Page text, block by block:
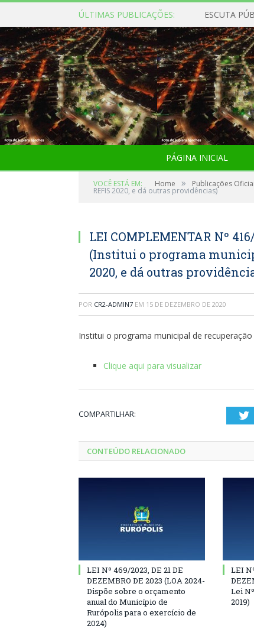
ÚLTIMAS PUBLICAÇÕES: ESCUTA
PÁGINA INICIAL
VOCÊ ESTÁ EM: Home » Publicações
REFIS 2020, e dá outras providências)
LEI COMPLEMENTAR Nº
(Institui o programa
2020, e dá outras
POR CR2-ADMIN7 EM 15 DE DEZEMBRO DE 2020
Institui o programa municipal de
Clique aqui para visualizar
COMPARTILHAR:
CONTEÚDO RELACIONADO
LEI Nº 469/2023, DE 21 DE
DEZEMBRO DE 2023 (LOA 2024-
Dispõe sobre o orçamento
anual do Município de
Rurópolis para o exercício de
2024)
LEI
Lei
2019)